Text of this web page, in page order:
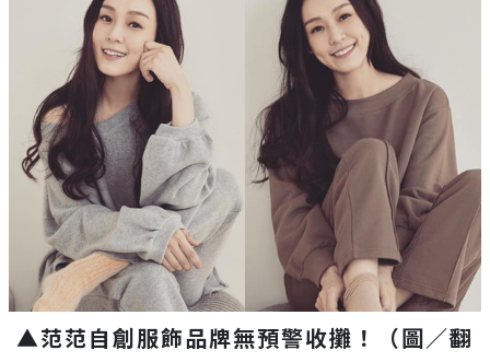
▲范范自創服飾品牌無預警收攤！（圖／翻